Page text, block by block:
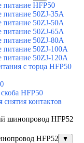
питание HFP50
питание 50ZJ-35A
питание 50ZJ-50A
питание 50ZJ-65A
питание 50ZJ-80A
питание 50ZJ-100A
питание 50ZJ-120A
с торца HFP50
HFP50
контактов
шинопровод HFP52
HFP52 ▼